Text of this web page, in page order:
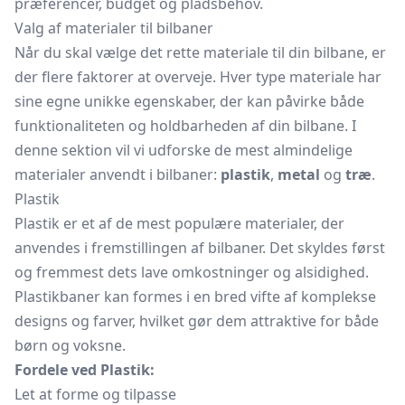
Valg af materialer til bilbaner
Når du skal vælge det rette materiale til din bilbane, er
der flere faktorer at overveje. Hver type materiale har
sine egne unikke egenskaber, der kan påvirke både
funktionaliteten og holdbarheden af din bilbane. I
denne sektion vil vi udforske de mest almindelige
materialer anvendt i bilbaner: plastik, metal og træ.
Plastik
Plastik er et af de mest populære materialer, der
anvendes i fremstillingen af bilbaner. Det skyldes først
og fremmest dets lave omkostninger og alsidighed.
Plastikbaner kan formes i en bred vifte af komplekse
designs og farver, hvilket gør dem attraktive for både
børn og voksne.
Fordele ved Plastik:
Let at forme og tilpasse